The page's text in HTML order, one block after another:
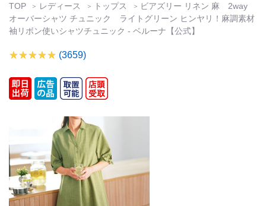
TOP レディース トップス
ビアズリー リネン 麻 2way
オーバーシャツ チュニック ライトグリーン ヒンヤリ！麻調素材
袖リボン使いシャツチュニック - ベルーナ【公式】
(3659)